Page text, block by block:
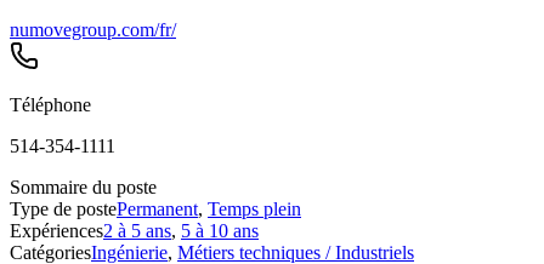
numovegroup.com/fr/
Téléphone
514-354-1111
Sommaire du poste
Type de postePermanent, Temps plein
Expériences2 à 5 ans, 5 à 10 ans
CatégoriesIngénierie, Métiers techniques / Industriels